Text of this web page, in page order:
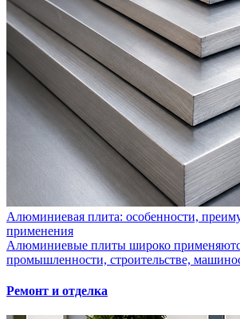
Алюминиевая плита: особенности,
применения
Алюминиевые плиты широко
промышленности, строительстве,
Ремонт и отделка